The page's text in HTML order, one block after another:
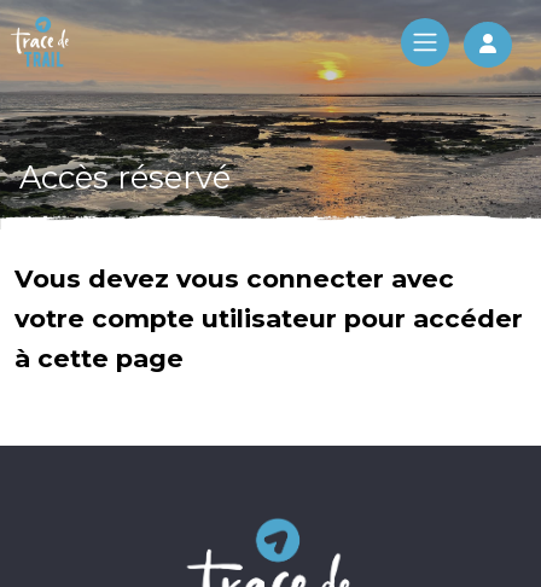
Log
Accès réservé
Vous devez vous connecter avec
votre compte utilisateur pour accéder
à cette page